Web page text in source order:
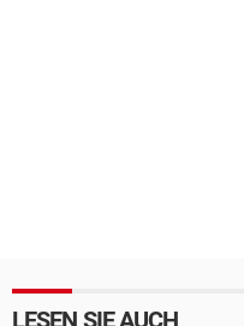
LESEN SIE AUCH